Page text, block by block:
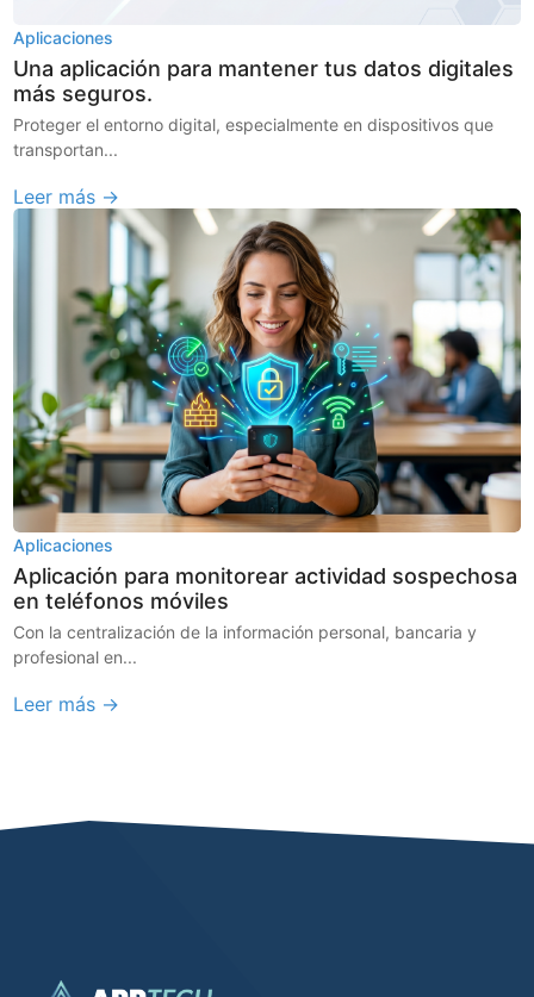
Aplicaciones
Una aplicación para mantener tus datos digitales
más seguros.
Proteger el entorno digital, especialmente en dispositivos que
transportan...
Leer más →
Aplicaciones
Aplicación para monitorear actividad sospechosa
en teléfonos móviles
Con la centralización de la información personal, bancaria y
profesional en...
Leer más →